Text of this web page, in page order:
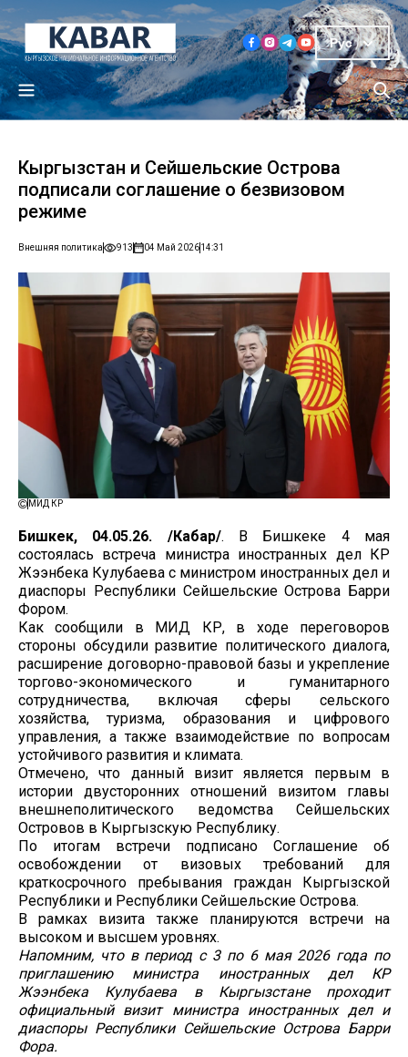
Рус
Кыргызстан и Сейшельские Острова
подписали соглашение о безвизовом
режиме
Внешняя политика 913 04 Май 202614:31
МИД КР
Бишкек, 04.05.26. /Кабар/. В Бишкеке 4 мая
состоялась встреча министра иностранных дел КР
Жээнбека Кулубаева с министром иностранных дел и
диаспоры Республики Сейшельские Острова Барри
Фором.
Как сообщили в МИД КР, в ходе переговоров
стороны обсудили развитие политического диалога,
расширение договорно-правовой базы и укрепление
торгово-экономического и гуманитарного
сотрудничества, включая сферы сельского
хозяйства, туризма, образования и цифрового
управления, а также взаимодействие по вопросам
устойчивого развития и климата.
Отмечено, что данный визит является первым в
истории двусторонних отношений визитом главы
внешнеполитического ведомства Сейшельских
Островов в Кыргызскую Республику.
По итогам встречи подписано Соглашение об
освобождении от визовых требований для
краткосрочного пребывания граждан Кыргызской
Республики и Республики Сейшельские Острова.
В рамках визита также планируются встречи на
высоком и высшем уровнях.
Напомним, что в период с 3 по 6 мая 2026 года по
приглашению министра иностранных дел КР
Жээнбека Кулубаева в Кыргызстане проходит
официальный визит министра иностранных дел и
диаспоры Республики Сейшельские Острова Барри
Фора.